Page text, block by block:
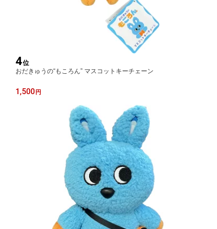
4位
おだきゅうの“もころん” マスコットキーチェーン
1,500 円